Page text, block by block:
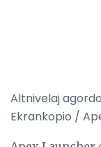
Altnivelaj
Ekrankopio /